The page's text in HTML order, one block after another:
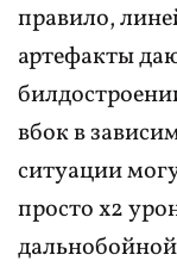
правило,
артефакты
вбок в
ситуации
просто х2